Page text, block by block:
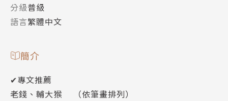
分級普級
語言繁體中文
簡介
✔專文推薦
老錢、輔大猴 （依筆畫排列）